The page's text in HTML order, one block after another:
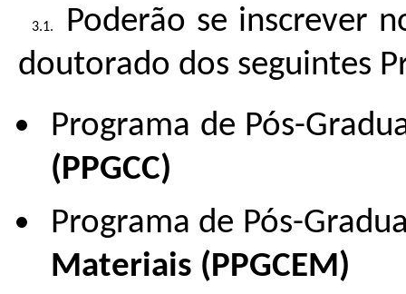
Poderão se inscrever
doutorado dos seguintes
Programa de Pós-
(PPGCC)
Programa de Pós-
Materiais (PPGCEM)